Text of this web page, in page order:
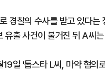
찰의 수사를 받고 있다는
출 사건이 불거진 뒤 A씨
일 '톱스타 L씨, 마약 혐의